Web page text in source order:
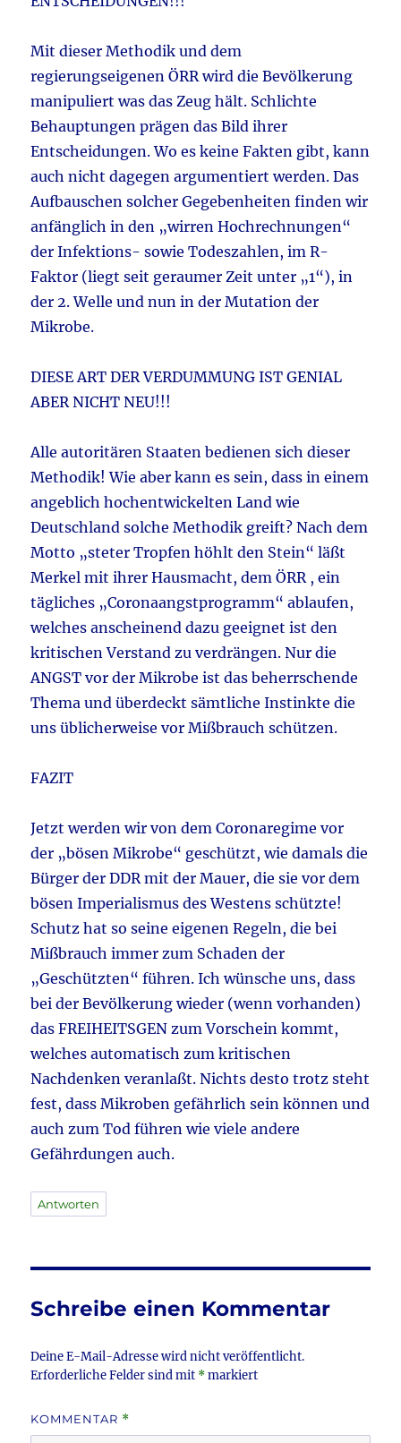
Mit dieser Methodik und dem
regierungseigenen ÖRR wird die Bevölkerung
manipuliert was das Zeug hält. Schlichte
Behauptungen prägen das Bild ihrer
Entscheidungen. Wo es keine Fakten gibt, kann
auch nicht dagegen argumentiert werden. Das
Aufbauschen solcher Gegebenheiten finden wir
anfänglich in den „wirren Hochrechnungen“
der Infektions- sowie Todeszahlen, im R-
Faktor (liegt seit geraumer Zeit unter „1“), in
der 2. Welle und nun in der Mutation der
Mikrobe.
DIESE ART DER VERDUMMUNG IST GENIAL
ABER NICHT NEU!!!
Alle autoritären Staaten bedienen sich dieser
Methodik! Wie aber kann es sein, dass in einem
angeblich hochentwickelten Land wie
Deutschland solche Methodik greift? Nach dem
Motto „steter Tropfen höhlt den Stein“ läßt
Merkel mit ihrer Hausmacht, dem ÖRR , ein
tägliches „Coronaangstprogramm“ ablaufen,
welches anscheinend dazu geeignet ist den
kritischen Verstand zu verdrängen. Nur die
ANGST vor der Mikrobe ist das beherrschende
Thema und überdeckt sämtliche Instinkte die
uns üblicherweise vor Mißbrauch schützen.
FAZIT
Jetzt werden wir von dem Coronaregime vor
der „bösen Mikrobe“ geschützt, wie damals die
Bürger der DDR mit der Mauer, die sie vor dem
bösen Imperialismus des Westens schützte!
Schutz hat so seine eigenen Regeln, die bei
Mißbrauch immer zum Schaden der
„Geschützten“ führen. Ich wünsche uns, dass
bei der Bevölkerung wieder (wenn vorhanden)
das FREIHEITSGEN zum Vorschein kommt,
welches automatisch zum kritischen
Nachdenken veranlaßt. Nichts desto trotz steht
fest, dass Mikroben gefährlich sein können und
auch zum Tod führen wie viele andere
Gefährdungen auch.
Antworten
Schreibe einen Kommentar
Deine E-Mail-Adresse wird nicht veröffentlicht.
Erforderliche Felder sind mit *markiert
KOMMENTAR *